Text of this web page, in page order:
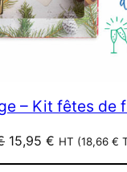
– Kit fêtes de
Le
prix
15,95 € Le
prix
HT (18,66 €